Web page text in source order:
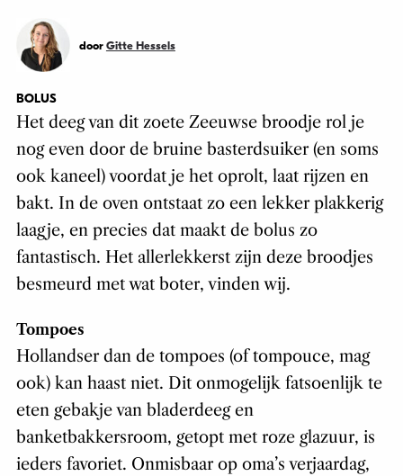
door Gitte Hessels
BOLUS
Het deeg van dit zoete Zeeuwse broodje rol je
nog even door de bruine basterdsuiker (en soms
ook kaneel) voordat je het oprolt, laat rijzen en
bakt. In de oven ontstaat zo een lekker plakkerig
laagje, en precies dat maakt de bolus zo
fantastisch. Het allerlekkerst zijn deze broodjes
besmeurd met wat boter, vinden wij.
Tompoes
Hollandser dan de tompoes (of tompouce, mag
ook) kan haast niet. Dit onmogelijk fatsoenlijk te
eten gebakje van bladerdeeg en
banketbakkersroom, getopt met roze glazuur, is
ieders favoriet. Onmisbaar op oma’s verjaardag,